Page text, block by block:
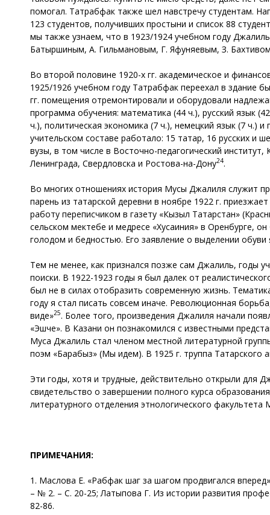
помогал. Татрабфак также шел навстречу студентам.
123 студентов, получивших простыни и список 88
мы также узнаем, что в 1923/1924 учебном году
Батыршиным, А. Гильмановым, Г. Яфуняевым, З.
Во второй половине 1920-х гг. академическое и
1925/1926 учебном году Татрабфак переехал в здание
гг. помещения отремонтировали и оборудовали
программа обучения: математика (44 ч.), русский язык
ч.), политическая экономика (7 ч.), немецкий язык (7 ч.)
учительском составе работало: 15 татар, 16 русских и
вузы, в том числе в Восточно-педагогический
Ленинграда, Свердловска и Ростова-на-Дону24.
Во многих отношениях история Мусы Джалиля служит
парень из татарской деревни в ноябре 1922 г.
работу переписчиком в газету «Кызыл Татарстан»
сельском мектебе и медресе «Хусаиния» в Оренбурге,
голодом и бедностью. Его заявление о выделении обуви
Тем не менее, как признался позже сам Джалиль, годы
поиски. В 1922-1923 годы я был далек от
был не в силах отобразить современную жизнь.
году я стал писать совсем иначе. Революционная
виде»25. Более того, произведения Джалиля начали
«Эшче». В Казани он познакомился с известными
Муса Джалиль стал членом местной литературной
поэм «Барабыз» (Мы идем). В 1925 г. труппа Татарского
Эти годы, хотя и трудные, действительно открыли для
свидетельство о завершении полного курса
литературного отделения этнологического факультета
ПРИМЕЧАНИЯ:
1. Маслова Е. «Рабфак шаг за шагом продвигался
– № 2. – С. 20-25; Латыпова Г. Из истории развития
82-86.